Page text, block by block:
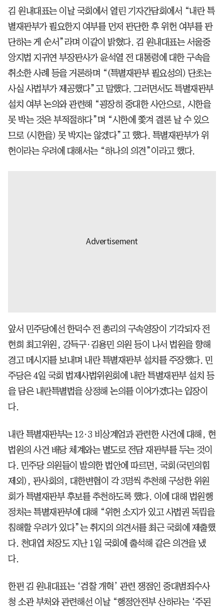
김 원내대표는 이날 국회에서 열린 기자간담회에서 “내란 특
별재판부가 필요한지 여부를 먼저 판단한 후 위헌 여부를 판
단하는 게 순서”라며 이같이 밝혔다. 김 원내대표는 서울중
앙지법 지귀연 부장판사가 윤석열 전 대통령에 대한 구속을
취소한 사례 등을 거론하며 “(특별재판부 필요성의) 단초는
사실 사법부가 제공했다”고 말했다. 그러면서도 특별재판부
설치 여부 논의와 관련해 “굉장히 중대한 사안으로, 시한을
못 박는 것은 부적절하다”며 “시한에 쫓겨 결론 날 수 있으
므로 (시한을) 못 박지는 않겠다”고 했다. 특별재판부가 위
헌이라는 우려에 대해서는 “하나의 의견”이라고 했다.
앞서 민주당에선 한덕수 전 총리의 구속영장이 기각되자 전
현희 최고위원, 강득구·김용민 의원 등이 나서 법원을 향해
경고 메시지를 보내며 내란 특별재판부 설치를 주장했다. 민
주당은 4일 국회 법제사법위원회에 내란 특별재판부 설치 등
을 담은 내란특별법을 상정해 논의를 이어가겠다는 입장이
다.
내란 특별재판부는 12·3 비상계엄과 관련한 사건에 대해, 현
법원의 사건 배당 체계와는 별도로 전담 재판부를 두는 것이
다. 민주당 의원들이 발의한 법안에 따르면, 국회(국민의힘
제외), 판사회의, 대한변협이 각 3명씩 추천해 구성한 위원
회가 특별재판부 후보를 추천하도록 했다. 이에 대해 법원행
정처는 특별재판부에 대해 “위헌 소지가 있고 사법권 독립을
침해할 우려가 있다”는 취지의 의견서를 최근 국회에 제출했
다. 천대엽 처장도 지난 1일 국회에 출석해 같은 의견을 냈
다.
한편 김 원내대표는 ‘검찰 개혁’ 관련 쟁점인 중대범죄수사
청 소관 부처와 관련해선 이날 “행정안전부 산하라는 ‘주된